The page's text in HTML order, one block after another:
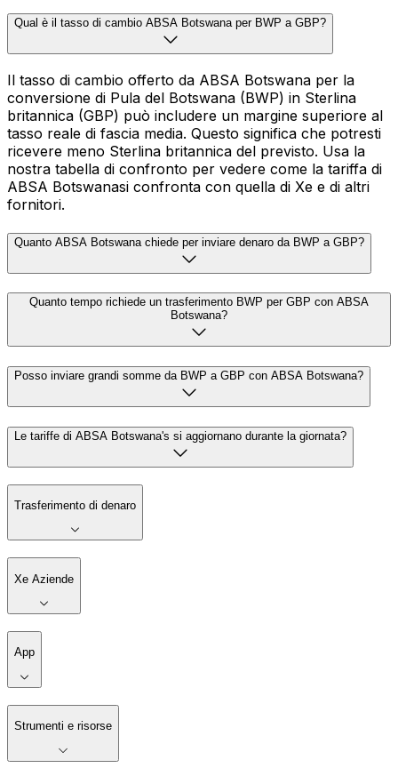
Qual è il tasso di cambio ABSA Botswana per BWP a GBP?
Il tasso di cambio offerto da ABSA Botswana per la
conversione di Pula del Botswana (BWP) in Sterlina
britannica (GBP) può includere un margine superiore al
tasso reale di fascia media. Questo significa che potresti
ricevere meno Sterlina britannica del previsto. Usa la
nostra tabella di confronto per vedere come la tariffa di
ABSA Botswanasi confronta con quella di Xe e di altri
fornitori.
Quanto ABSA Botswana chiede per inviare denaro da BWP a GBP?
Quanto tempo richiede un trasferimento BWP per GBP con ABSA
Botswana?
Posso inviare grandi somme da BWP a GBP con ABSA Botswana?
Le tariffe di ABSA Botswana's si aggiornano durante la giornata?
Trasferimento di denaro
Xe Aziende
App
Strumenti e risorse